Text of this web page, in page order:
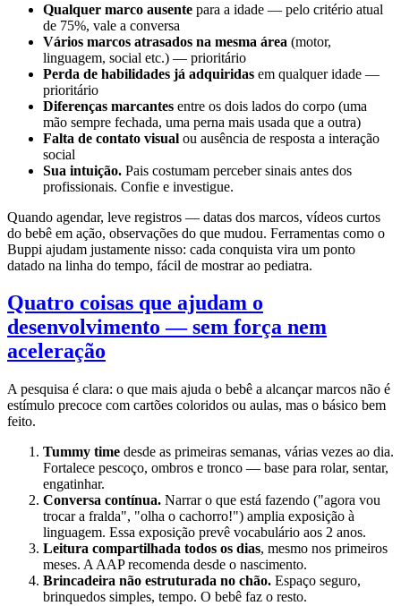
Qualquer marco ausente para a idade — pelo critério atual
de 75%, vale a conversa
Vários marcos atrasados na mesma área (motor,
linguagem, social etc.) — prioritário
Perda de habilidades já adquiridas em qualquer idade —
prioritário
Diferenças marcantes entre os dois lados do corpo (uma
mão sempre fechada, uma perna mais usada que a outra)
Falta de contato visual ou ausência de resposta a interação
social
Sua intuição. Pais costumam perceber sinais antes dos
profissionais. Confie e investigue.
Quando agendar, leve registros — datas dos marcos, vídeos curtos
do bebê em ação, observações do que mudou. Ferramentas como o
Buppi ajudam justamente nisso: cada conquista vira um ponto
datado na linha do tempo, fácil de mostrar ao pediatra.
Quatro coisas que ajudam o
desenvolvimento — sem força nem
aceleração
A pesquisa é clara: o que mais ajuda o bebê a alcançar marcos não é
estímulo precoce com cartões coloridos ou aulas, mas o básico bem
feito.
Tummy time desde as primeiras semanas, várias vezes ao dia.
Fortalece pescoço, ombros e tronco — base para rolar, sentar,
engatinhar.
Conversa contínua. Narrar o que está fazendo ("agora vou
trocar a fralda", "olha o cachorro!") amplia exposição à
linguagem. Essa exposição prevê vocabulário aos 2 anos.
Leitura compartilhada todos os dias, mesmo nos primeiros
meses. A AAP recomenda desde o nascimento.
Brincadeira não estruturada no chão. Espaço seguro,
brinquedos simples, tempo. O bebê faz o resto.